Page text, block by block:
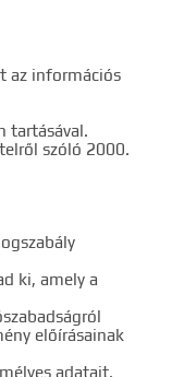
az információs
tartásával.
szóló 2000.
ki, amely a
előírásainak
adatait,